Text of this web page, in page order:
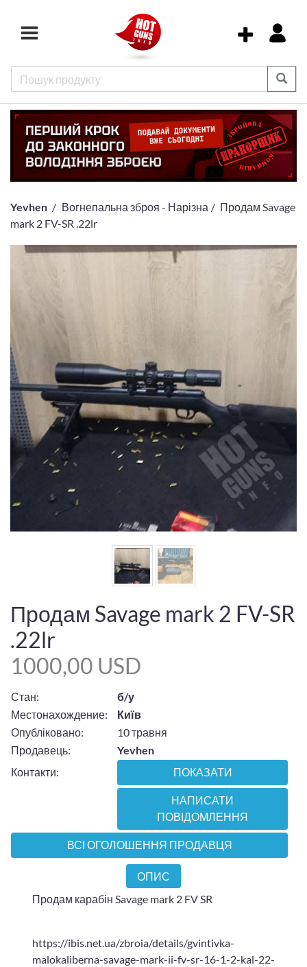
Yevhen Вогнепальна зброя - Нарізна
Продам Savage
mark 2 FV-SR .22lr
Продам Savage mark 2 FV-SR
.22lr
1000,00 USD
Стан:
б/у
Местонахождение:
Київ
Опубліковано:
10 травня
Продавець:
Yevhen
Контакти:
ПОКАЗАТИ
НАПИСАТИ
ПОВІДОМЛЕННЯ
ВСІ ОГОЛОШЕННЯ ПРОДАВЦЯ
ОПИС
Продам карабін Savage mark 2 FV SR
https://ibis.net.ua/zbroia/details/gvintivka-
malokaliberna-savage-mark-ii-fv-sr-16-1-2-kal-22-